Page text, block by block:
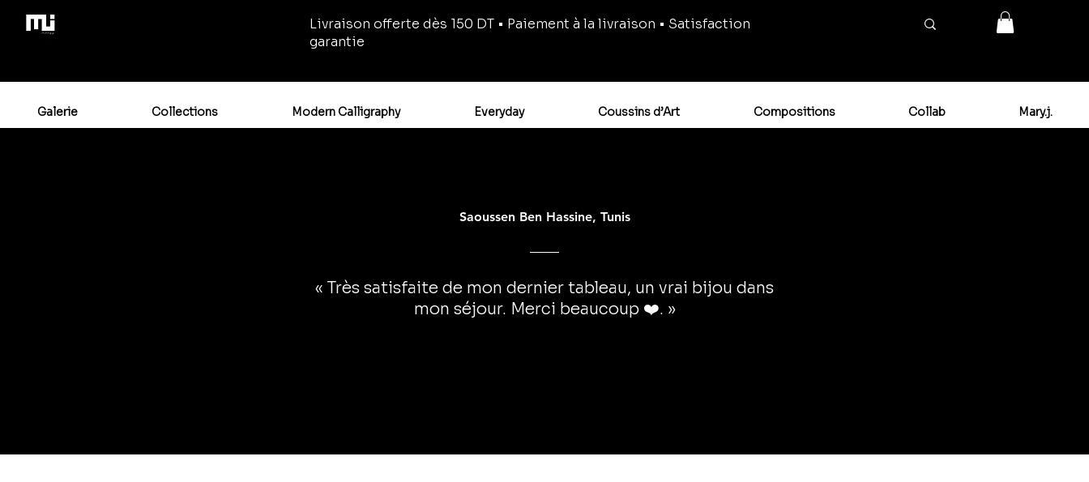
Livraison offerte dès 150 DT • Paiement à la livraison • Satisfaction
garantie
Galerie Collections Modern Calligraphy Everyday Coussins d’Art Compositions Collab Mary.j.
Saoussen Ben Hassine, Tunis
« Très satisfaite de mon dernier tableau, un vrai bijou dans
mon séjour. Merci beaucoup ❤️. »